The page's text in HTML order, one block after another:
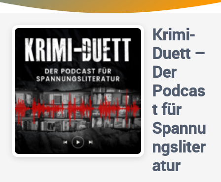
Krimi-
Duett –
Der
Podcas
t für
Spannu
ngsliter
atur